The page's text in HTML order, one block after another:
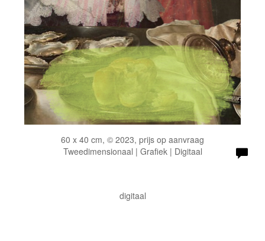
60 x 40 cm, © 2023, prijs op aanvraag
Tweedimensionaal | Grafiek | Digitaal
digitaal